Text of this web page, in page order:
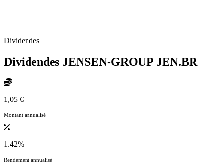
Dividendes
Dividendes JENSEN-GROUP JEN.BR
1,05 €
Montant annualisé
1.42%
Rendement annualisé